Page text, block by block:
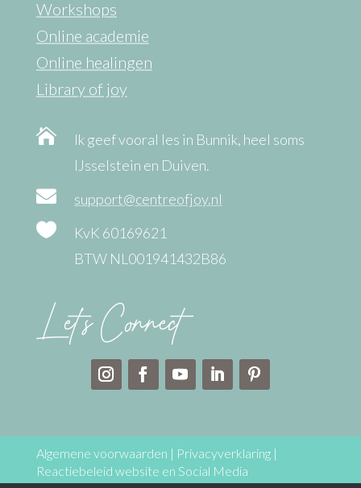
Workshops
Online academie
Online healingen
Library of joy

Ik geef vooral les in Bunnik, heel soms
IJsselstein en Duiven.
 support@centreofjoy.nl

KvK 60169621
BTW NL001941432B86
Let’s Connect
Algemene voorwaarden | Privacyverklaring|
Reactiebeleid website en Social Media